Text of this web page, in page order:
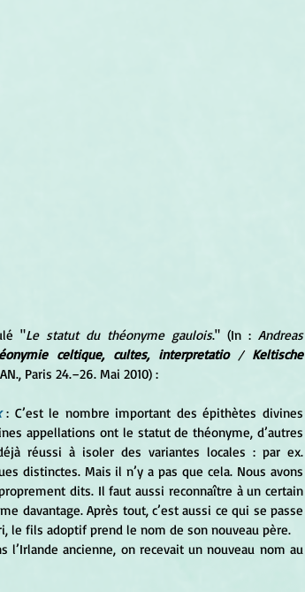
"Le statut du théonyme gaulois." (In : Andreas
celtique, cultes, interpretatio / Keltische
Paris 24.–26. Mai 2010) :
: C’est le nombre important des épithètes divines
appellations ont le statut de théonyme, d’autres
réussi à isoler des variantes locales : par ex.
distinctes. Mais il n’y a pas que cela. Nous avons
dits. Il faut aussi reconnaître à un certain
davantage. Après tout, c’est aussi ce qui se passe
le fils adoptif prend le nom de son nouveau père.